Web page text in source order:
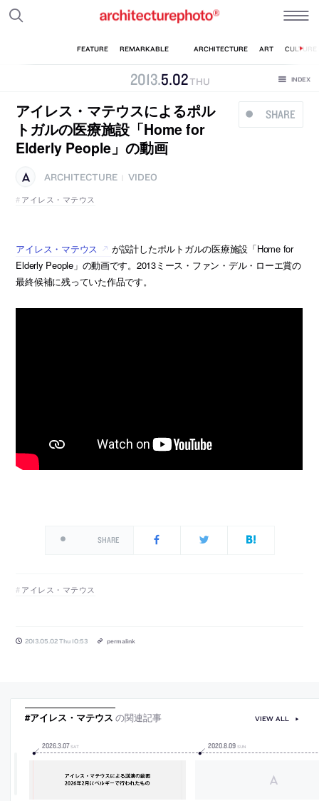
2013.5.02THU
SHARE
アイレス・マテウスによるポル
トガルの医療施設「Home for
Elderly People」の動画
ARCHITECTURE
VIDEO
アイレス・マテウス
アイレス・マテウス
が設計したポルトガルの医療施設「Home for
Elderly People」の動画です。2013ミース・ファン・デル・ローエ賞の
最終候補に残っていた作品です。
SHARE
アイレス・マテウス
2013.05.02 Thu 10:53 permalink
#アイレス・マテウス の関連記事
2026.3.07 SAT 2020.8.09 SUN
VIEW ALL